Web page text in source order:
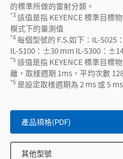
的標準所做的雷射分類。
*3該值是指 KEYENCE 標準目標
模式下的量測值
*4每個型號的 F.S.如下：IL-
IL-S100：±30 mm IL-S300：
*5該值是指 KEYENCE 標準目標
離，取樣週期 1ms，平均次數
*6 是設定取樣週期為 2 ms 或 5
產品規格(PDF)
其他型號